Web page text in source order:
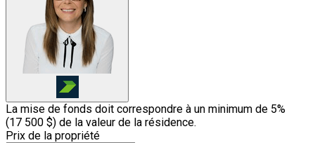
La mise de fonds doit correspondre à un minimum de 5%
(17 500 $) de la valeur de la résidence.
Prix de la propriété